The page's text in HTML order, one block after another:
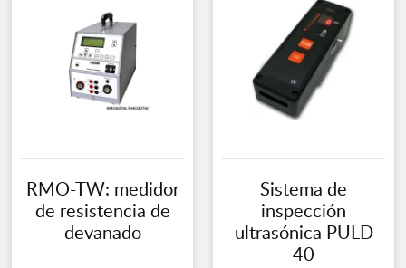
RMO-TW: medidor
de resistencia de
devanado
Sistema de
inspección
ultrasónica PULD
40